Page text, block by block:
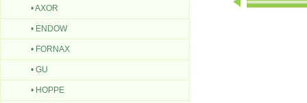
• AXOR
• ENDOW
• FORNAX
• GU
• HOPPE